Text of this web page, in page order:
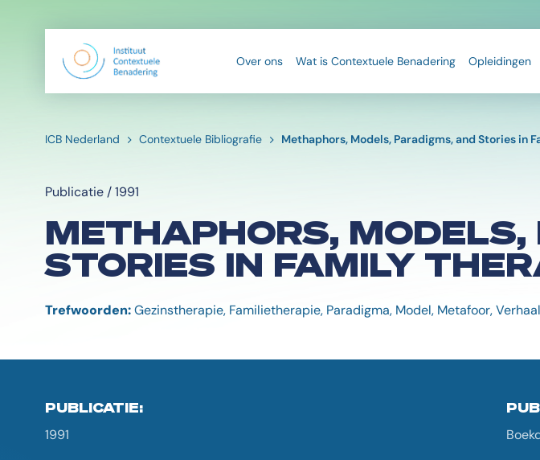
Over ons Wat is Contextuele Benadering Opleidingen
ICB Nederland Contextuele Bibliografie Methaphors, Models, Paradigms, and Stories in
Publicatie / 1991
METHAPHORS,
STORIES IN FAMILY
Trefwoorden:Gezinstherapie, Familietherapie, Paradigma, Model, Metafoor, Verhaal
PUBLICATIE:
1991